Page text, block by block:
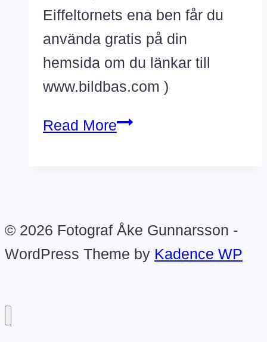
Eiffeltornets ena ben får du
använda gratis på din
hemsida om du länkar till
www.bildbas.com )
Read MoreParis
© 2026 Fotograf Åke Gunnarsson -
WordPress Theme by Kadence WP